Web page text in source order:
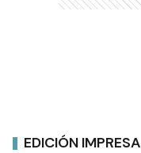
EDICIÓN IMPRESA